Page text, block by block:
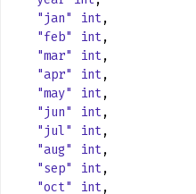
"jan"
int,
"feb"
int,
"mar"
int,
"apr"
int,
"may"
int,
"jun"
int,
"jul"
int,
"aug"
int,
"sep"
int,
"oct"
int,